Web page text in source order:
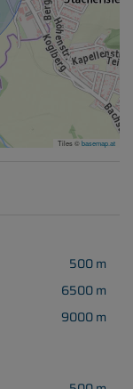
Tiles ©basemap.at
500 m
6500 m
9000 m